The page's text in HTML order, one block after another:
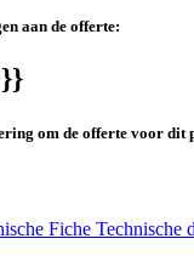
aan de offerte:
om de offerte voor dit
Fiche Technische